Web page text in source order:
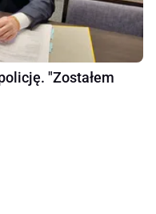
"Zostałem